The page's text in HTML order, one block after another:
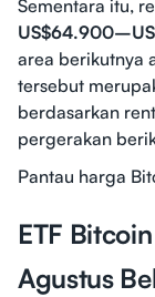
Sementara itu,
area berikutnya
tersebut
berdasarkan
pergerakan
Pantau harga
ETF
Agustus